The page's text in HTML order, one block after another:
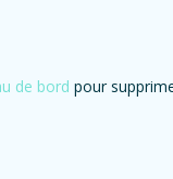
de bord pour